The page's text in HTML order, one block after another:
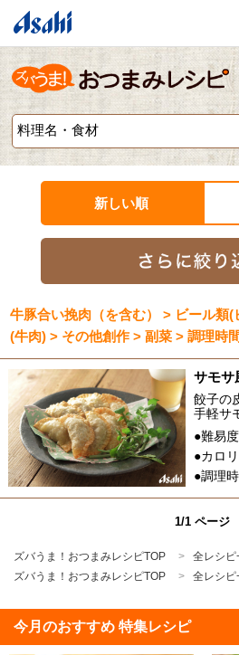
新しい順
牛豚合い挽肉（を含む） > ビール類
(牛肉) > その他創作 > 副菜 > 調理時
サモサ
餃子の
手軽サ
●難易度
●カロ
●調理
1/1 ページ
ズバうま！おつまみレシピTOP 全レシピ
ズバうま！おつまみレシピTOP
全レシピ
今月のおすすめ 特集レシピ